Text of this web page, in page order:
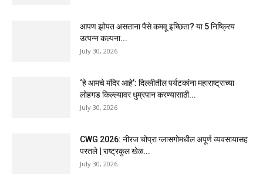
आपण झोपत असताना पैसे कमवू इच्छिता? या 5 निष्क्रिय
उत्पन्न कल्पना...
July 30, 2026
‘हे आमचे मंदिर आहे’: दिल्लीतील पर्यटकांना महाराष्ट्राच्या
लोहगड किल्ल्यावर धुम्रपान करण्यासाठी...
July 30, 2026
CWG 2026: नीरज चोप्रा ग्लासगोमधील अपूर्ण व्यवसायासह
परतले | राष्ट्रकुल खेळ...
July 30, 2026